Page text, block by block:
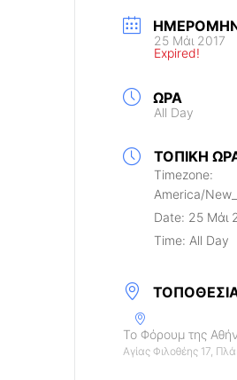
25 Μάι 2017
Expired!
ΏΡΑ
All Day
ΤΟΠΙΚΉ
Timezone:
America/
Date: 25 Μάι
Time: All Day
Το Φόρουμ της
Αγίας Φιλοθέης 17,